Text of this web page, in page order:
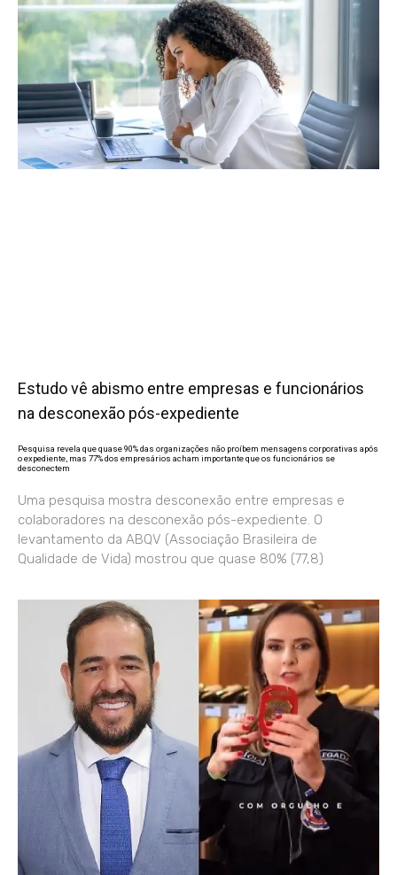
Estudo vê abismo entre empresas e funcionários
na desconexão pós-expediente
Pesquisa revela que quase 90% das organizações não proíbem mensagens corporativas após
o expediente, mas 77% dos empresários acham importante que os funcionários se
desconectem
Uma pesquisa mostra desconexão entre empresas e
colaboradores na desconexão pós-expediente. O
levantamento da ABQV (Associação Brasileira de
Qualidade de Vida) mostrou que quase 80% (77,8)